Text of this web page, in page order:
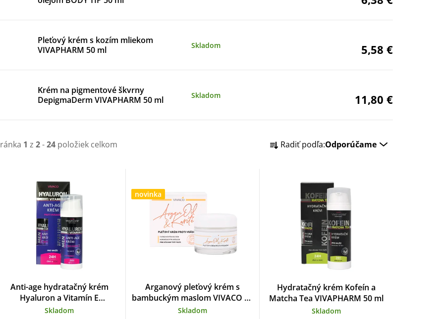
Pleťový krém s kozím mliekom
VIVAPHARM 50 ml
Skladom 5,58 €
Krém na pigmentové škvrny
DepigmaDerm VIVAPHARM 50 ml
Skladom 11,80 €
1 z 2-24 položiek celkom
R
p
r
Radiť podľa:Odporúčame
Anti-age hydratačný krém
Hyaluron a Vitamín E
VIVAPHARM 50 ml
Skladom
novinka
Arganový pleťový krém s
bambuckým maslom VIVACO 50
ml
Skladom
Hydratačný krém Kofeín a
Matcha Tea VIVAPHARM 50 ml
Skladom